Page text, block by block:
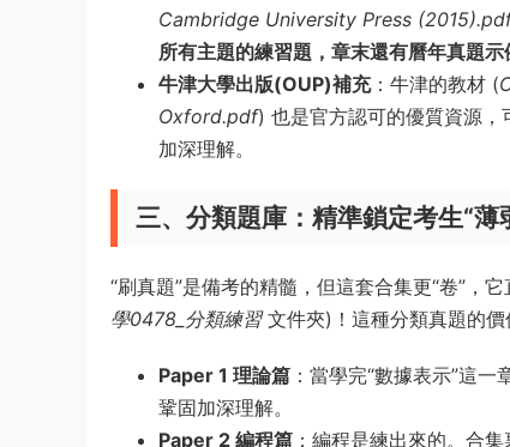
Cambridge University Press
所有主題的練習題，章末還有曆年真題
牛津大學出版(OUP)補充：牛津的教材 (
Oxford.pdf) 也是官方認可的優質資源，
加深理解。
三、分類題庫：精準鎖定考生“薄
“刷真題”是備考的精髓，但這套合集更“卷”，
學0478_分類練習文件夾)！這種分類真題的
Paper 1 理論篇 ：當學完“數據表示”這
鞏固加深理解。
Paper 2 編程篇 ：編程是練出來的。合